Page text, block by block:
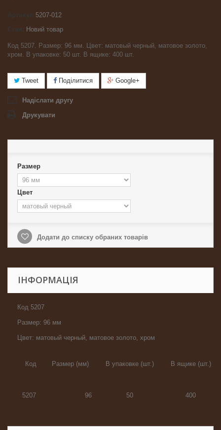
Артикул
5207-012
Новий товар
Код 5207. Размер: 96 мм. Цвет: матовый черный, матовое золото,
хром. В упаковке: 50 шт. В ящике: 400 шт.
Tweet Поділитися Google+
Надіслати другу
Друкувати
Размер
Цвет
Додати до списку обраних товарів
ІНФОРМАЦІЯ
Код 5207
Размер: 96 мм
Цвет: матовый черный, матовое золото, хром
Код Размер (мм) В упаковке (шт.) В ящике (шт.)
5207 96 50 400